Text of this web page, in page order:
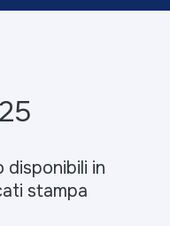
disponibili in
stampa